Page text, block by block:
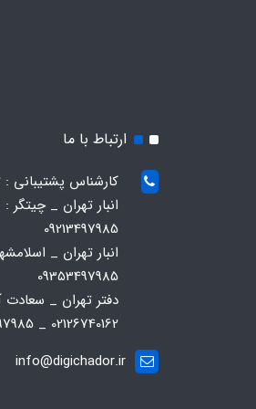
ارتباط با ما
کارشناس پشتیبانی : 02191016572
09213497985
09353497985
دفتر تهران _ سعادت
02126740162 _ 09123497985
info@digichador.ir